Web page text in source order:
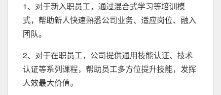
1、对于新入职员工，通过混合式学习等培训模
式，帮助新人快速熟悉公司业务、适应岗位、融入
团队。
2、对于在职员工，公司提供通用技能认证、技术
认证等系列课程，帮助员工多方位提升技能，发挥
人效最大价值。